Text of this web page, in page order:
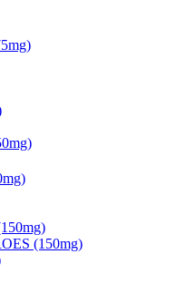
(150mg)